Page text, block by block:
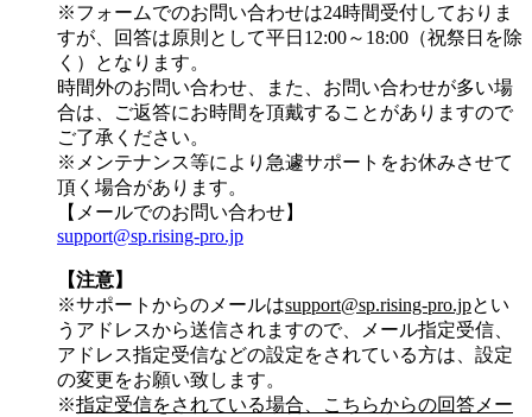
※フォームでのお問い合わせは24時間受付しておりま
すが、
回答は原則として平日12:00～18:00（祝祭日を除
く）
となります。
時間外のお問い合わせ、また、お問い合わせが多い場
合は、ご返答にお時間を頂戴することがありますので
ご了承ください。
※メンテナンス等により急遽サポートをお休みさせて
頂く場合があります。
【メールでのお問い合わせ】
support@sp.rising-pro.jp
【注意】
※サポートからのメールはsupport@sp.rising-pro.jpとい
うアドレスから送信されますので、メール指定受信、
アドレス指定受信などの設定をされている方は、設定
の変更をお願い致します。
※指定受信をされている場合、こちらからの回答メー